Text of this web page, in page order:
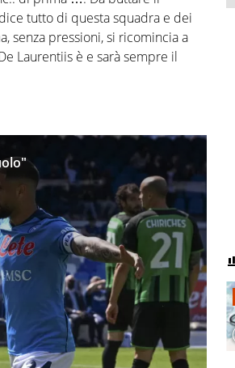
tutto di questa squadra e dei
senza pressioni, si ricomincia a
Laurentiis è e sarà sempre il